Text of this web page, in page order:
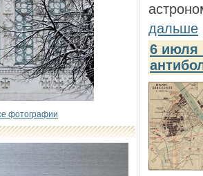
фотографии
дальше
6 июля